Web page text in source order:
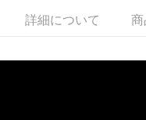
詳細について 商